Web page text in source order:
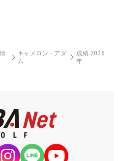
キャメロン・アダ
ム
成績 2026
年